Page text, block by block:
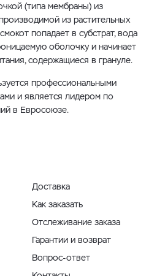
(типа мембраны) из
из растительных
попадает в субстрат, вода
оболочку и начинает
содержащиеся в грануле.
профессиональными
и является лидером по
в Евросоюзе.
Доставка
Как заказать
Отслеживание заказа
Гарантии и возврат
Вопрос-ответ